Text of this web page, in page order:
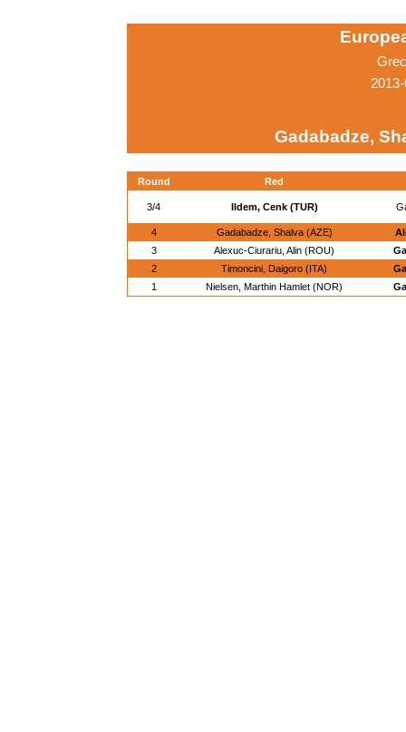
Gadabadze,
Round Red
3/4 Ildem, Cenk (TUR)
4 Gadabadze, Shalva (AZE)
3
Alexuc-Ciurariu, Alin (ROU)
2
Timoncini, Daigoro (ITA)
1
Nielsen, Marthin Hamlet (NOR)